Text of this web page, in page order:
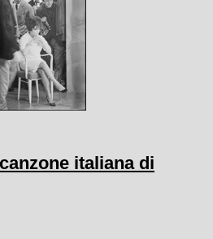
italiana di